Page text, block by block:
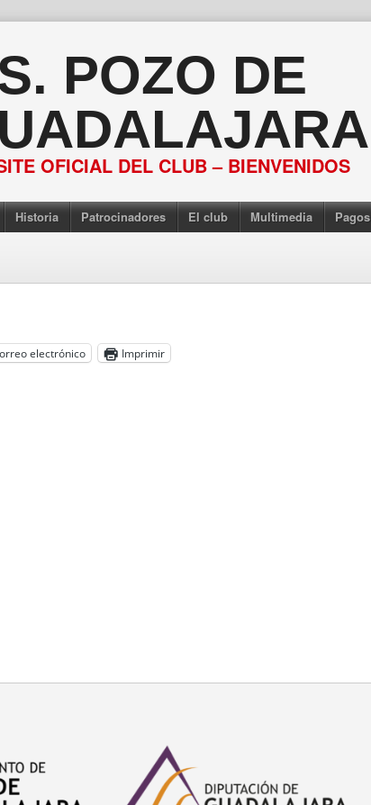
POZO DE
OFICIAL DEL CLUB – BIENVENIDOS
Historia Patrocinadores El club Multimedia Pagos
electrónico Imprimir